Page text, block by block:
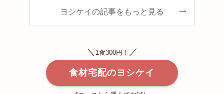
ヨシケイの記事をもっと見る
＼ 1食300円！ ／
食材宅配のヨシケイ